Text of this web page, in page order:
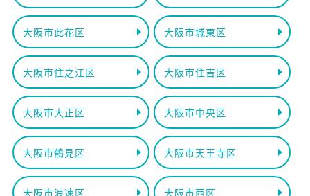
大阪市此花区 大阪市城東区
大阪市住之江区 大阪市住吉区
大阪市大正区 大阪市中央区
大阪市鶴見区 大阪市天王寺区
大阪市浪速区 大阪市西区